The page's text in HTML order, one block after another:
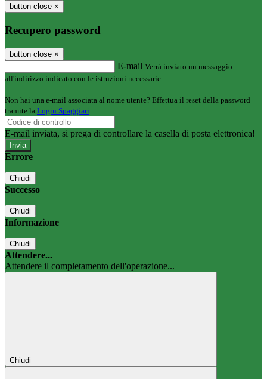
button close ×
Recupero password
button close ×
E-mail Verrà inviato un messaggio
all'indirizzo indicato con le istruzioni necessarie.
Non hai una e-mail associata al nome utente? Effettua il reset della password
tramite la Login Spaggiari
E-mail inviata, si prega di controllare la casella di posta elettronica!
Errore
Chiudi
Successo
Chiudi
Informazione
Chiudi
Attendere...
Attendere il completamento dell'operazione...
Chiudi